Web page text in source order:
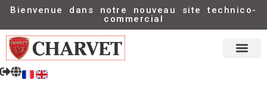
Bienvenue dans notre nouveau site technico-
commercial